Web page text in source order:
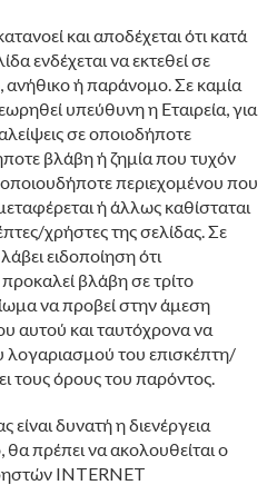
και αποδέχεται ότι κατά
ενδέχεται να εκτεθεί σε
ανήθικο ή παράνομο. Σε καμία
υπεύθυνη η Εταιρεία, για
σε οποιοδήποτε
βλάβη ή ζημία που τυχόν
περιεχομένου που
ή άλλως καθίσταται
χρήστες της σελίδας. Σε
ειδοποίηση ότι
βλάβη σε τρίτο
να προβεί στην άμεση
αυτού και ταυτόχρονα να
λογαριασμού του επισκέπτη/
τους όρους του παρόντος.
δυνατή η διενέργεια
πρέπει να ακολουθείται ο
INTERNET